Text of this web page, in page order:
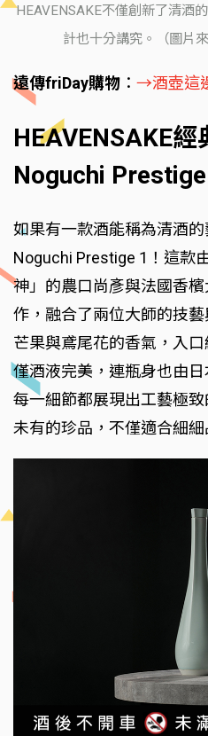
HEAVENSAKE不僅創新了清酒
計也十分講究。（圖片
遠傳friDay購物 ： →酒壺這
HEAVENSAKE經
Noguchi Prestige
如果有一款酒能稱為清酒
Noguchi Prestige 1！這款
神」的農口尚彥與法國香
作，融合了兩位大師的技
芒果與鳶尾花的香氣，入
僅酒液完美，連瓶身也由
每一細節都展現出工藝極
未有的珍品，不僅適合細